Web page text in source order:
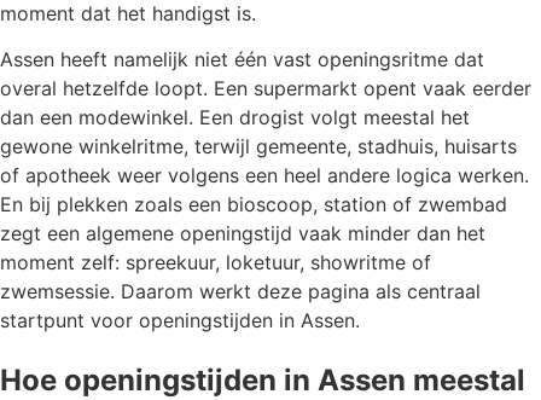
moment dat het handigst is.
Assen heeft namelijk niet één vast openingsritme dat
overal hetzelfde loopt. Een supermarkt opent vaak eerder
dan een modewinkel. Een drogist volgt meestal het
gewone winkelritme, terwijl gemeente, stadhuis, huisarts
of apotheek weer volgens een heel andere logica werken.
En bij plekken zoals een bioscoop, station of zwembad
zegt een algemene openingstijd vaak minder dan het
moment zelf: spreekuur, loketuur, showritme of
zwemsessie. Daarom werkt deze pagina als centraal
startpunt voor openingstijden in Assen.
Hoe openingstijden in Assen meestal